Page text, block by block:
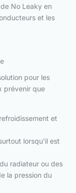
No Leaky en
et les
pour les
prévenir que
et
lorsqu'il est
radiateur ou des
la pression du